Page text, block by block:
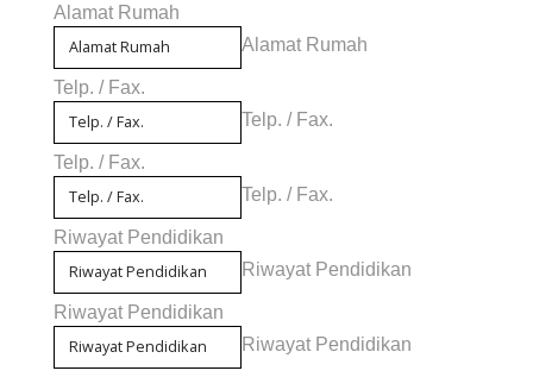
Alamat Rumah
Alamat Rumah
Telp. / Fax.
Telp. / Fax.
Telp. / Fax.
Telp. / Fax.
Riwayat Pendidikan
Riwayat Pendidikan
Riwayat Pendidikan
Riwayat Pendidikan